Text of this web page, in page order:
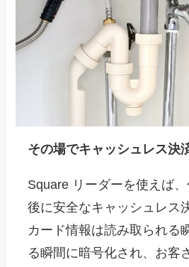
その場でキャッシュレス決
Square リーダーを使えば
後に安全なキャッシュレス
カード情報は読み取られる
る瞬間に暗号化され、お客